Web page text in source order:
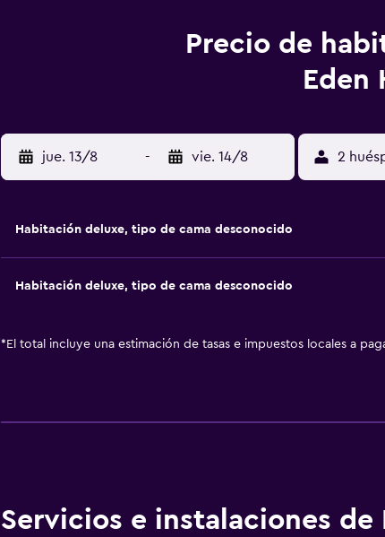
Precio de
Eden
jue. 13/8 - vie. 14/8 2
Habitación deluxe, tipo de cama desconocido
Habitación deluxe, tipo de cama desconocido
* El total incluye una estimación de tasas e impuestos locales a
Servicios e instalaciones de